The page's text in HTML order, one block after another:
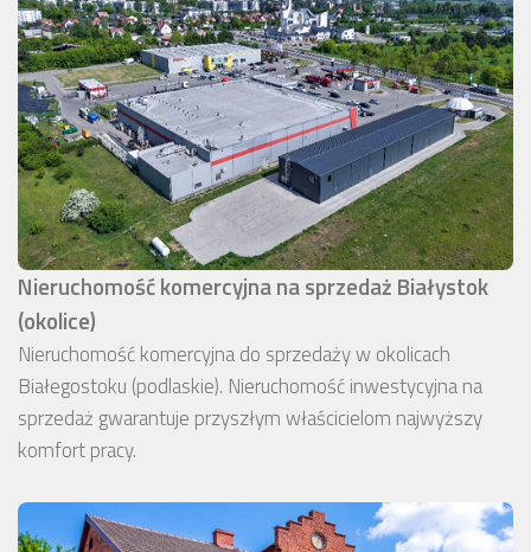
Nieruchomość komercyjna na sprzedaż Białystok
(okolice)
Nieruchomość komercyjna do sprzedaży w okolicach
Białegostoku (podlaskie). Nieruchomość inwestycyjna na
sprzedaż gwarantuje przyszłym właścicielom najwyższy
komfort pracy.